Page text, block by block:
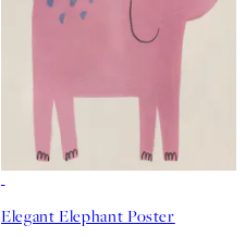
Elegant Elephant Poster